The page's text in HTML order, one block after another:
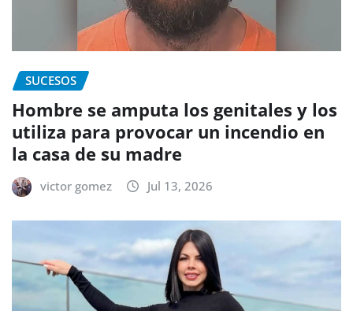
SUCESOS
Hombre se amputa los genitales y los
utiliza para provocar un incendio en
la casa de su madre
victor gomez Jul 13, 2026